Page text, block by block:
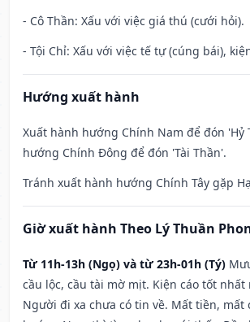
- Cô Thần: Xấu với việc giá thú (cưới hỏi).
- Tội Chỉ: Xấu với việc tế tự (cúng bái),
Hướng xuất hành
Xuất hành hướng Chính Nam để đón 'Hỷ
hướng Chính Đông để đón 'Tài Thần'.
Tránh xuất hành hướng Chính Tây gặp
Giờ xuất hành Theo Lý Thuần
Từ 11h-13h (Ngọ) và từ 23h-01h (Tý)
cầu lộc, cầu tài mờ mịt. Kiện cáo tốt nhất
Người đi xa chưa có tin về. Mất tiền, mất